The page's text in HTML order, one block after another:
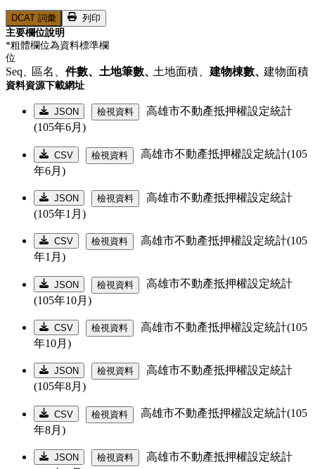
DCAT 詞彙
列印
主要欄位說明
*粗體欄位為資料標準欄
位
Seq、區名、 件數、 土地筆數、土地面積、 建物棟數、建物面積
資料資源下載網址
JSON 檢視資料
高雄市不動產抵押權設定統計
(105年6月)
CSV 檢視資料
高雄市不動產抵押權設定統計(105
年6月)
JSON 檢視資料
高雄市不動產抵押權設定統計
(105年1月)
CSV 檢視資料
高雄市不動產抵押權設定統計(105
年1月)
JSON 檢視資料
高雄市不動產抵押權設定統計
(105年10月)
CSV 檢視資料
高雄市不動產抵押權設定統計(105
年10月)
JSON 檢視資料
高雄市不動產抵押權設定統計
(105年8月)
CSV 檢視資料
高雄市不動產抵押權設定統計(105
年8月)
JSON 檢視資料
高雄市不動產抵押權設定統計